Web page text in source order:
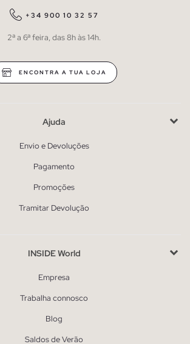
+34 900 10 32 57
2ª a 6ª feira, das 8h às 14h.
ENCONTRA A TUA LOJA
Ajuda
Envio e Devoluções
Pagamento
Promoções
Tramitar Devolução
INSIDE World
Empresa
Trabalha connosco
Blog
Saldos de Verão